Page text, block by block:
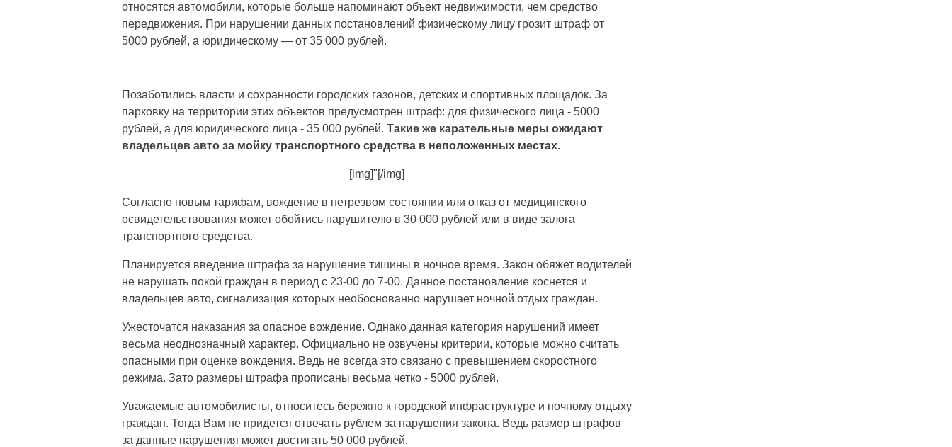
относятся автомобили, которые больше напоминают объект недвижимости, чем средство
передвижения. При нарушении данных постановлений физическому лицу грозит штраф от
5000 рублей, а юридическому — от 35 000 рублей.
Позаботились власти и сохранности городских газонов, детских и спортивных площадок. За
парковку на территории этих объектов предусмотрен штраф: для физического лица - 5000
рублей, а для юридического лица - 35 000 рублей. Такие же карательные меры ожидают
владельцев авто за мойку транспортного средства в неположенных местах.
[img]"[/img]
Согласно новым тарифам, вождение в нетрезвом состоянии или отказ от медицинского
освидетельствования может обойтись нарушителю в 30 000 рублей или в виде залога
транспортного средства.
Планируется введение штрафа за нарушение тишины в ночное время. Закон обяжет водителей
не нарушать покой граждан в период с 23-00 до 7-00. Данное постановление коснется и
владельцев авто, сигнализация которых необоснованно нарушает ночной отдых граждан.
Ужесточатся наказания за опасное вождение. Однако данная категория нарушений имеет
весьма неоднозначный характер. Официально не озвучены критерии, которые можно считать
опасными при оценке вождения. Ведь не всегда это связано с превышением скоростного
режима. Зато размеры штрафа прописаны весьма четко - 5000 рублей.
Уважаемые автомобилисты, относитесь бережно к городской инфраструктуре и ночному отдыху
граждан. Тогда Вам не придется отвечать рублем за нарушения закона. Ведь размер штрафов
за данные нарушения может достигать 50 000 рублей.